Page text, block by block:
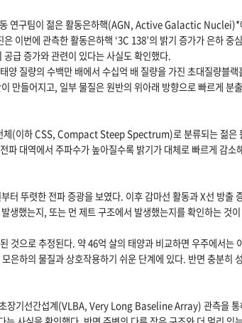
연구팀이 젊은 활동은하핵(AGN, Active Galactic Nuclei)*
이번에 관측한 활동은하핵 ‘3C 138’의 밝기 증가가 은하 중
급 증가와 관련이 있다는 사실도 확인했다.
질량의 수백만 배에서 수십억 배 질량을 가진 초대질량블랙
만들어지고, 일부 물질은 원반의 위아래 방향으로 빠르게 분
체(이하 CSS, Compact Steep Spectrum)로 분류되는 젊은
대역에서 주파수가 높아질수록 밝기가 대체로 빠르게 감소
뚜렷한 전파 증광을 보였다. 이후 감마선 활동과 X선 방출
생했는지, 또는 먼 제트 구조에서 발생했는지를 확인하는 것
것으로 추정된다. 약 46억 살의 태양과 비교하면 우주에서는
은하의 물질과 상호작용하기 쉬운 단계에 있다. 반면 충분히
장기선간섭계(VLBA, Very Long Baseline Array) 관측을 통